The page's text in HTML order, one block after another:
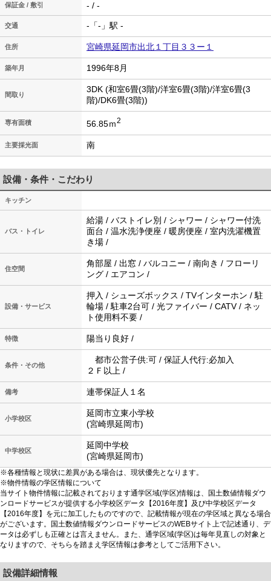
保証金 / 敷引 - / -
交通 -「-」駅 -
住所 宮崎県延岡市出北１丁目３３ー１
築年月 1996年8月
間取り
3DK (和室6畳(3階)/洋室6畳(3階)/洋室6畳(3
階)/DK6畳(3階))
専有面積 56.85ｍ2
主要採光面 南
設備・条件・こだわり
キッチン
バス・トイレ
給湯 / バストイレ別 / シャワー / シャワー付洗
面台 / 温水洗浄便座 / 暖房便座 / 室内洗濯機置
き場 /
住空間
角部屋 / 出窓 / バルコニー / 南向き / フローリ
ング / エアコン /
設備・サービス
押入 / シューズボックス / TVインターホン / 駐
輪場 / 駐車2台可 / 光ファイバー / CATV / ネッ
ト使用料不要 /
特徴 陽当り良好 /
条件・その他
都市公営子供:可 / 保証人代行:必加入
２Ｆ以上 /
備考 連帯保証人１名
小学校区
延岡市立東小学校
(宮崎県延岡市)
中学校区
延岡中学校
(宮崎県延岡市)
※各種情報と現状に差異がある場合は、現状優先となります。
※物件情報の学区情報について
当サイト物件情報に記載されております通学区域(学区)情報は、国土数値情報ダウ
ンロードサービスが提供する小学校区データ【2016年度】及び中学校区データ
【2016年度】を元に加工したものですので、記載情報が現在の学区域と異なる場合
がございます。国土数値情報ダウンロードサービスのWEBサイト上で記述通り、デ
ータは必ずしも正確とは言えません。また、通学区域(学区)は毎年見直しの対象と
なりますので、そちらを踏まえ学区情報は参考としてご活用下さい。
設備詳細情報